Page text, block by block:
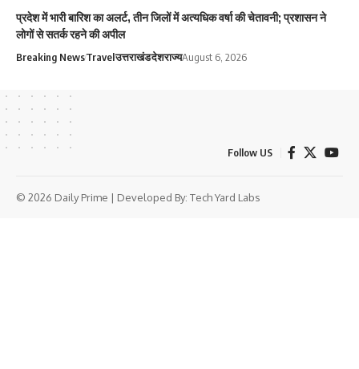
प्रदेश में भारी बारिश का अलर्ट, तीन जिलों में अत्यधिक वर्षा की चेतावनी; प्रशासन ने
लोगों से सतर्क रहने की अपील
Breaking NewsTravelउत्तराखंडदेशराज्यAugust 6, 2026
Follow US
© 2026 Daily Prime | Developed By: Tech Yard Labs